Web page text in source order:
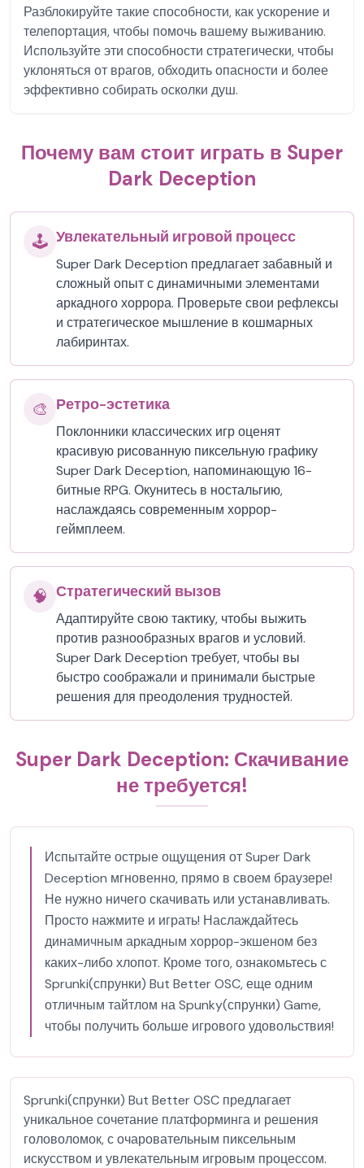
Разблокируйте такие способности, как ускорение и
телепортация, чтобы помочь вашему выживанию.
Используйте эти способности стратегически, чтобы
уклоняться от врагов, обходить опасности и более
эффективно собирать осколки душ.
Почему вам стоит играть в Super
Dark Deception
🕹️ Увлекательный игровой процесс
Super Dark Deception предлагает забавный и
сложный опыт с динамичными элементами
аркадного хоррора. Проверьте свои рефлексы
и стратегическое мышление в кошмарных
лабиринтах.
🎨 Ретро-эстетика
Поклонники классических игр оценят
красивую рисованную пиксельную графику
Super Dark Deception, напоминающую 16-
битные RPG. Окунитесь в ностальгию,
наслаждаясь современным хоррор-
геймплеем.
🧠 Стратегический вызов
Адаптируйте свою тактику, чтобы выжить
против разнообразных врагов и условий.
Super Dark Deception требует, чтобы вы
быстро соображали и принимали быстрые
решения для преодоления трудностей.
Super Dark Deception: Скачивание
не требуется!
Испытайте острые ощущения от Super Dark
Deception мгновенно, прямо в своем браузере!
Не нужно ничего скачивать или устанавливать.
Просто нажмите и играть! Наслаждайтесь
динамичным аркадным хоррор-экшеном без
каких-либо хлопот. Кроме того, ознакомьтесь с
Sprunki(спрунки) But Better OSC, еще одним
отличным тайтлом на Spunky(спрунки) Game,
чтобы получить больше игрового удовольствия!
Sprunki(спрунки) But Better OSC предлагает
уникальное сочетание платформинга и решения
головоломок, с очаровательным пиксельным
искусством и увлекательным игровым процессом.